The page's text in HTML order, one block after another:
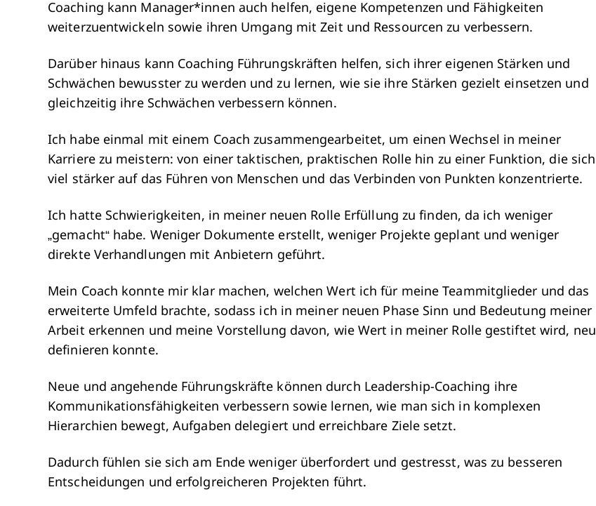
Coaching kann Manager*innen auch helfen, eigene Kompetenzen und Fähigkeiten
weiterzuentwickeln sowie ihren Umgang mit Zeit und Ressourcen zu verbessern.
Darüber hinaus kann Coaching Führungskräften helfen, sich ihrer eigenen Stärken und
Schwächen bewusster zu werden und zu lernen, wie sie ihre Stärken gezielt einsetzen und
gleichzeitig ihre Schwächen verbessern können.
Ich habe einmal mit einem Coach zusammengearbeitet, um einen Wechsel in meiner
Karriere zu meistern: von einer taktischen, praktischen Rolle hin zu einer Funktion, die sich
viel stärker auf das Führen von Menschen und das Verbinden von Punkten konzentrierte.
Ich hatte Schwierigkeiten, in meiner neuen Rolle Erfüllung zu finden, da ich weniger
„gemacht“ habe. Weniger Dokumente erstellt, weniger Projekte geplant und weniger
direkte Verhandlungen mit Anbietern geführt.
Mein Coach konnte mir klar machen, welchen Wert ich für meine Teammitglieder und das
erweiterte Umfeld brachte, sodass ich in meiner neuen Phase Sinn und Bedeutung meiner
Arbeit erkennen und meine Vorstellung davon, wie Wert in meiner Rolle gestiftet wird, neu
definieren konnte.
Neue und angehende Führungskräfte können durch Leadership-Coaching ihre
Kommunikationsfähigkeiten verbessern sowie lernen, wie man sich in komplexen
Hierarchien bewegt, Aufgaben delegiert und erreichbare Ziele setzt.
Dadurch fühlen sie sich am Ende weniger überfordert und gestresst, was zu besseren
Entscheidungen und erfolgreicheren Projekten führt.